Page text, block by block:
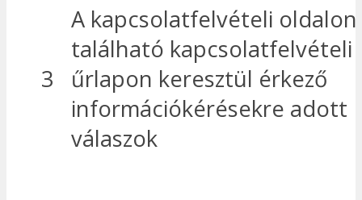
3
A kapcsolatfelvételi oldalon
található kapcsolatfelvételi
űrlapon keresztül érkező
információkérésekre adott
válaszok